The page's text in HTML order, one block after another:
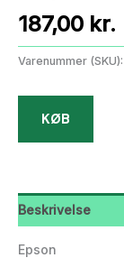
187,00 kr.
Varenummer (SKU):
KØB
Beskrivelse
Epson